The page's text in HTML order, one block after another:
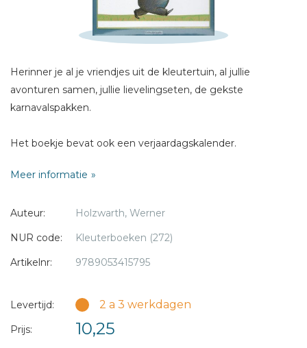
Herinner je al je vriendjes uit de kleutertuin, al jullie
avonturen samen, jullie lievelingseten, de gekste
karnavalspakken.
Het boekje bevat ook een verjaardagskalender.
Meer informatie
Auteur:
Holzwarth, Werner
NUR code:
Kleuterboeken (272)
Artikelnr:
9789053415795
Levertijd: 2 a 3 werkdagen
Prijs: 10,25